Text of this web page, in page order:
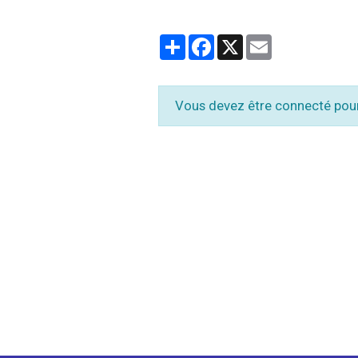
PartagerFacebook
X
Vous devez être connecté